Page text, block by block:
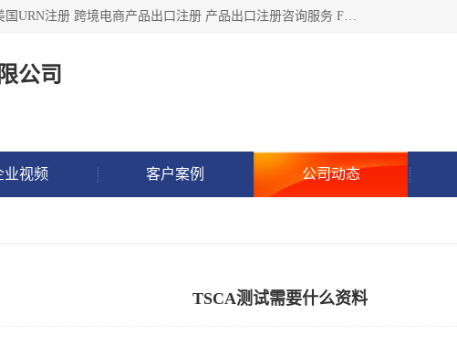
深圳市鼎顺检测认证有限公司专注于各类产品出口注册 产品注册 美国URN注册 跨境电商产品出口注册 产品出口注册咨询服务 FDA食品注册等我们是一家商务服务公司，为客户提供商标注册，本公司实力雄厚，能满足客户多种需求。
公司
业视频 客户案例 公司动态
TSCA测试需要什么资料